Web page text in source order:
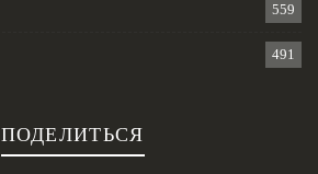
559
491
ПОДЕЛИТЬСЯ